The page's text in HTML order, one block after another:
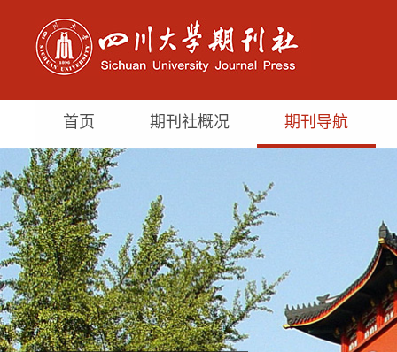
首页 期刊社概况 期刊导航